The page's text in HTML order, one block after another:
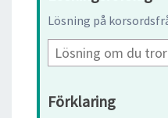
Lösning på
Förklaring